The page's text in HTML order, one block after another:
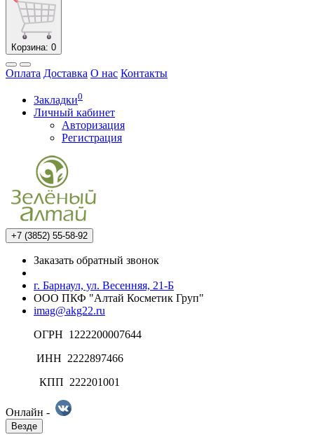
Корзина: 0
Оплата Доставка О нас Контакты
Закладки0
Личный кабинет
Авторизация
Регистрация
+7 (3852) 55-58-92
Заказать обратный звонок
г. Барнаул, ул. Весенняя, 21-Б
ООО ПКФ "Алтай Косметик Груп"
imag@akg22.ru
ОГРН 1222200007644
ИНН 2222897466
КПП 222201001
Онлайн -
Везде